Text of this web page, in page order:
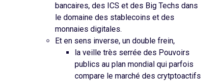
bancaires, des ICS et des Big Techs dans
le domaine des stablecoins et des
monnaies digitales.
Et en sens inverse, un double frein,
la veille très serrée des Pouvoirs
publics au plan mondial qui parfois
compare le marché des crytptoactifs